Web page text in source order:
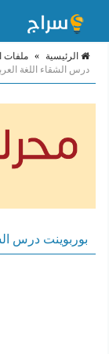
الرئيسية » ملفات
درس الشقاء اللغة
بوربوينت درس